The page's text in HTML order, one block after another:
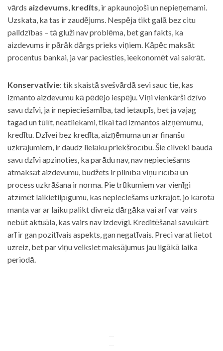
vārds aizdevums, kredīts, ir apkaunojoši un nepieņemami.
Uzskata, ka tas ir zaudējums. Nespēja tikt galā bez citu
palīdzības – tā gluži nav problēma, bet gan fakts, ka
aizdevums ir pārāk dārgs prieks viņiem. Kāpēc maksāt
procentus bankai, ja var paciesties, ieekonomēt vai sakrāt.
Konservatīvie: tik skaistā svešvārdā sevi sauc tie, kas
izmanto aizdevumu kā pēdējo iespēju. Viņi vienkārši dzīvo
savu dzīvi, ja ir nepieciešamība, tad ietaupīs, bet ja vajag
tagad un tūlīt, neatliekami, tikai tad izmantos aizņēmumu,
kredītu. Dzīvei bez kredīta, aizņēmuma un ar finanšu
uzkrājumiem, ir daudz lielāku priekšrocību. Šie cilvēki bauda
savu dzīvi apzinoties, ka parādu nav, nav nepieciešams
atmaksāt aizdevumu, budžets ir pilnībā viņu rīcībā un
process uzkrāšana ir norma. Pie trūkumiem var vienīgi
atzīmēt laikietilpīgumu, kas nepieciešams uzkrājot, jo kārotā
manta var ar laiku palikt divreiz dārgāka vai arī var vairs
nebūt aktuāla, kas vairs nav izdevīgi. Kreditēšanai savukārt
arī ir gan pozitīvais aspekts, gan negatīvais. Preci varat lietot
uzreiz, bet par viņu veiksiet maksājumus jau ilgākā laika
periodā.